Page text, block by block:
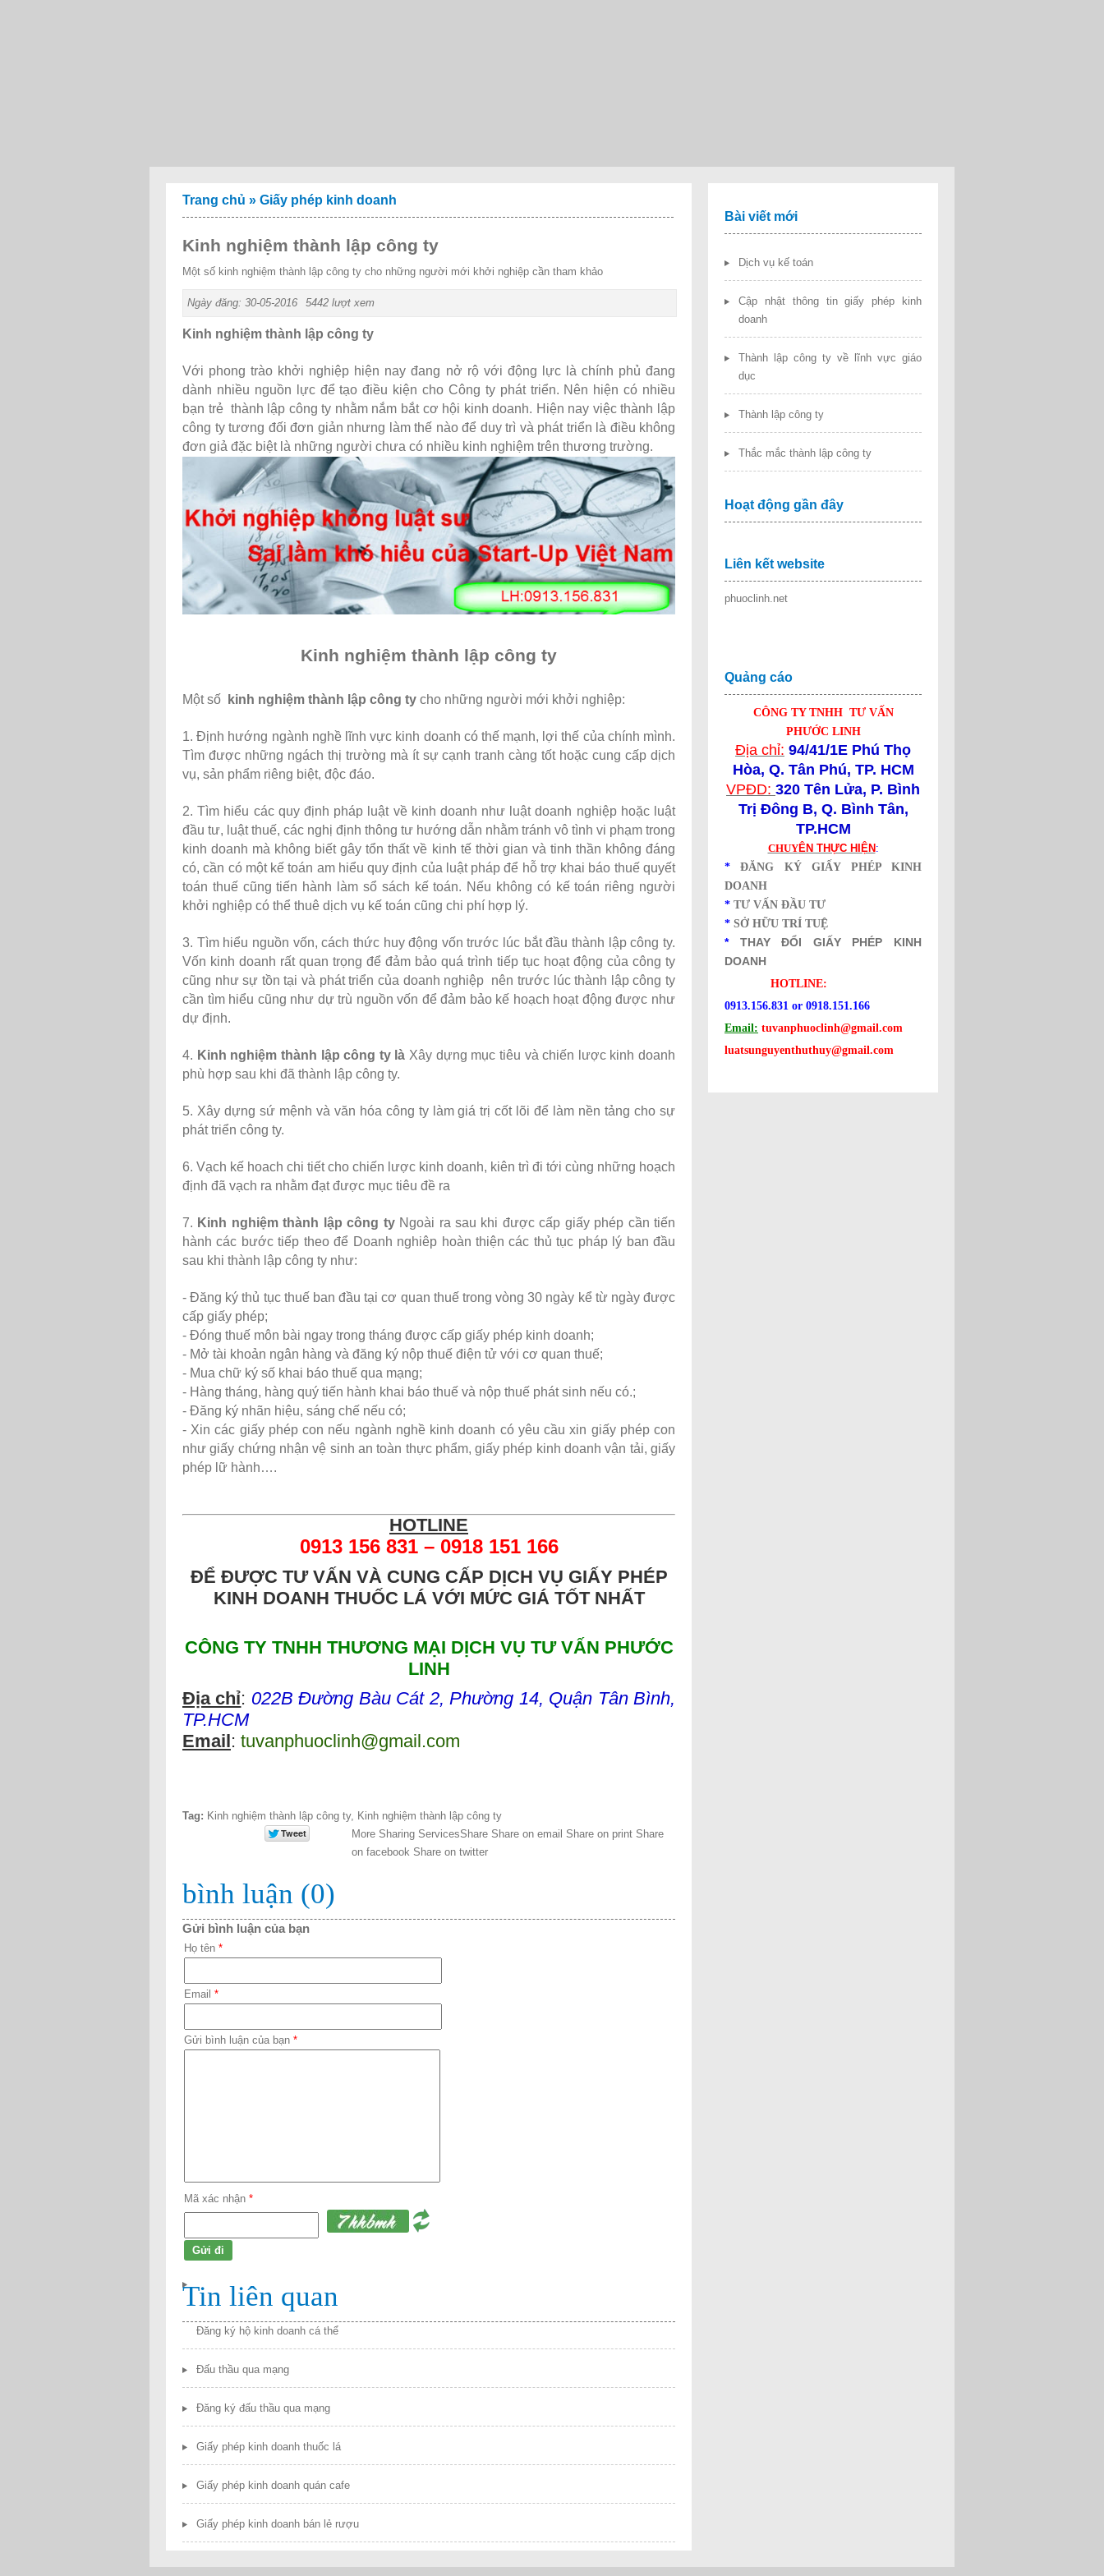
Kinh nghiệm thành lập công ty
Một số kinh nghiệm thành lập công ty cho những người mới khởi nghiệp cần tham khảo
Ngày đăng: 30-05-2016 5442 lượt xem
Kinh nghiệm thành lập công ty
Với phong trào khởi nghiệp hiện nay đang nở rộ với động lực là chính phủ đang
dành nhiều nguồn lực để tạo điều kiện cho Công ty phát triển. Nên hiện có nhiều
bạn trẻ thành lập công ty nhằm nắm bắt cơ hội kinh doanh. Hiện nay việc thành lập
công ty tương đối đơn giản nhưng làm thế nào để duy trì và phát triển là điều không
đơn giả đặc biệt là những người chưa có nhiều kinh nghiệm trên thương trường.
Kinh nghiệm thành lập công ty
Một số kinh nghiệm thành lập công ty cho những người mới khởi nghiệp:
1. Định hướng ngành nghề lĩnh vực kinh doanh có thế mạnh, lợi thế của chính mình.
Tìm được những ngách thị trường mà ít sự cạnh tranh càng tốt hoặc cung cấp dịch
vụ, sản phẩm riêng biệt, độc đáo.
2. Tìm hiểu các quy định pháp luật về kinh doanh như luật doanh nghiệp hoặc luật
đầu tư, luật thuế, các nghị định thông tư hướng dẫn nhằm tránh vô tình vi phạm trong
kinh doanh mà không biết gây tổn thất về kinh tế thời gian và tinh thần không đáng
có, cần có một kế toán am hiểu quy định của luật pháp để hỗ trợ khai báo thuế quyết
toán thuế cũng tiến hành làm sổ sách kế toán. Nếu không có kế toán riêng người
khởi nghiệp có thể thuê dịch vụ kế toán cũng chi phí hợp lý.
3. Tìm hiểu nguồn vốn, cách thức huy động vốn trước lúc bắt đầu thành lập công ty.
Vốn kinh doanh rất quan trọng để đảm bảo quá trình tiếp tục hoạt động của công ty
cũng như sự tồn tại và phát triển của doanh nghiệp nên trước lúc thành lập công ty
cần tìm hiểu cũng như dự trù nguồn vốn để đảm bảo kế hoạch hoạt động được như
dự định.
4. Kinh nghiệm thành lập công ty là Xây dựng mục tiêu và chiến lược kinh doanh
phù hợp sau khi đã thành lập công ty.
5. Xây dựng sứ mệnh và văn hóa công ty làm giá trị cốt lõi để làm nền tảng cho sự
phát triển công ty.
6. Vạch kế hoach chi tiết cho chiến lược kinh doanh, kiên trì đi tới cùng những hoạch
định đã vạch ra nhằm đạt được mục tiêu đề ra
7. Kinh nghiệm thành lập công ty Ngoài ra sau khi được cấp giấy phép cần tiến
hành các bước tiếp theo để Doanh nghiêp hoàn thiện các thủ tục pháp lý ban đầu
sau khi thành lập công ty như:
- Đăng ký thủ tục thuế ban đầu tại cơ quan thuế trong vòng 30 ngày kể từ ngày được
cấp giấy phép;
- Đóng thuế môn bài ngay trong tháng được cấp giấy phép kinh doanh;
- Mở tài khoản ngân hàng và đăng ký nộp thuế điện tử với cơ quan thuế;
- Mua chữ ký số khai báo thuế qua mạng;
- Hàng tháng, hàng quý tiến hành khai báo thuế và nộp thuế phát sinh nếu có.;
- Đăng ký nhãn hiệu, sáng chế nếu có;
- Xin các giấy phép con nếu ngành nghề kinh doanh có yêu cầu xin giấy phép con
như giấy chứng nhận vệ sinh an toàn thực phẩm, giấy phép kinh doanh vận tải, giấy
phép lữ hành….
HOTLINE
0913 156831 – 0918 151 166
ĐỂ ĐƯỢC TƯ VẤN VÀ CUNG CẤP DỊCH VỤ GIẤY PHÉP
KINH DOANH THUỐC LÁ VỚI MỨC GIÁ TỐT NHẤT
CÔNG TY TNHH THƯƠNG MẠI DỊCH VỤ TƯ VẤN PHƯỚC
LINH
Địa chỉ: 022B Đường Bàu Cát 2, Phường 14, Quận Tân Bình,
TP.HCM
Email: tuvanphuoclinh@gmail.com
Tag: Kinh nghiệm thành lập công ty, Kinh nghiệm thành lập công ty
More Sharing ServicesShare Share on email Share on print Share
on facebook Share on twitter
bình luận (0)
Gửi bình luận của bạn
Họ tên *
Email *
Gửi bình luận của bạn *
Mã xác nhận *
Tin liên quan
Đăng ký hộ kinh doanh cá thể
Đấu thầu qua mạng
Đăng ký đấu thầu qua mạng
Giấy phép kinh doanh thuốc lá
Giấy phép kinh doanh quán cafe
Giấy phép kinh doanh bán lẻ rượu
Trang chủ » Giấy phép kinh doanh
Bài viết mới
Dịch vụ kế toán
Cập nhật thông tin giấy phép kinh
doanh
Thành lập công ty về lĩnh vực giáo
dục
Thành lập công ty
Thắc mắc thành lập công ty
Hoạt động gần đây
Liên kết website
phuoclinh.net
Quảng cáo
CÔNG TY TNHH TƯ VẤN
PHƯỚC LINH
Địa chỉ: 94/41/1E Phú Thọ
Hòa, Q. Tân Phú, TP. HCM
VPĐD: 320 Tên Lửa, P. Bình
Trị Đông B, Q. Bình Tân,
TP.HCM
CHUYÊN THỰC HIỆN :
*ĐĂNG KÝ GIẤY PHÉP KINH
DOANH
* TƯ VẤN ĐẦU TƯ
* SỞ HỮU TRÍ TUỆ
* THAY ĐỔI GIẤY PHÉP KINH
DOANH
HOTLINE:
0913.156.831 or 0918.151.166
Email: tuvanphuoclinh@gmail.com
luatsunguyenthuthuy@gmail.com